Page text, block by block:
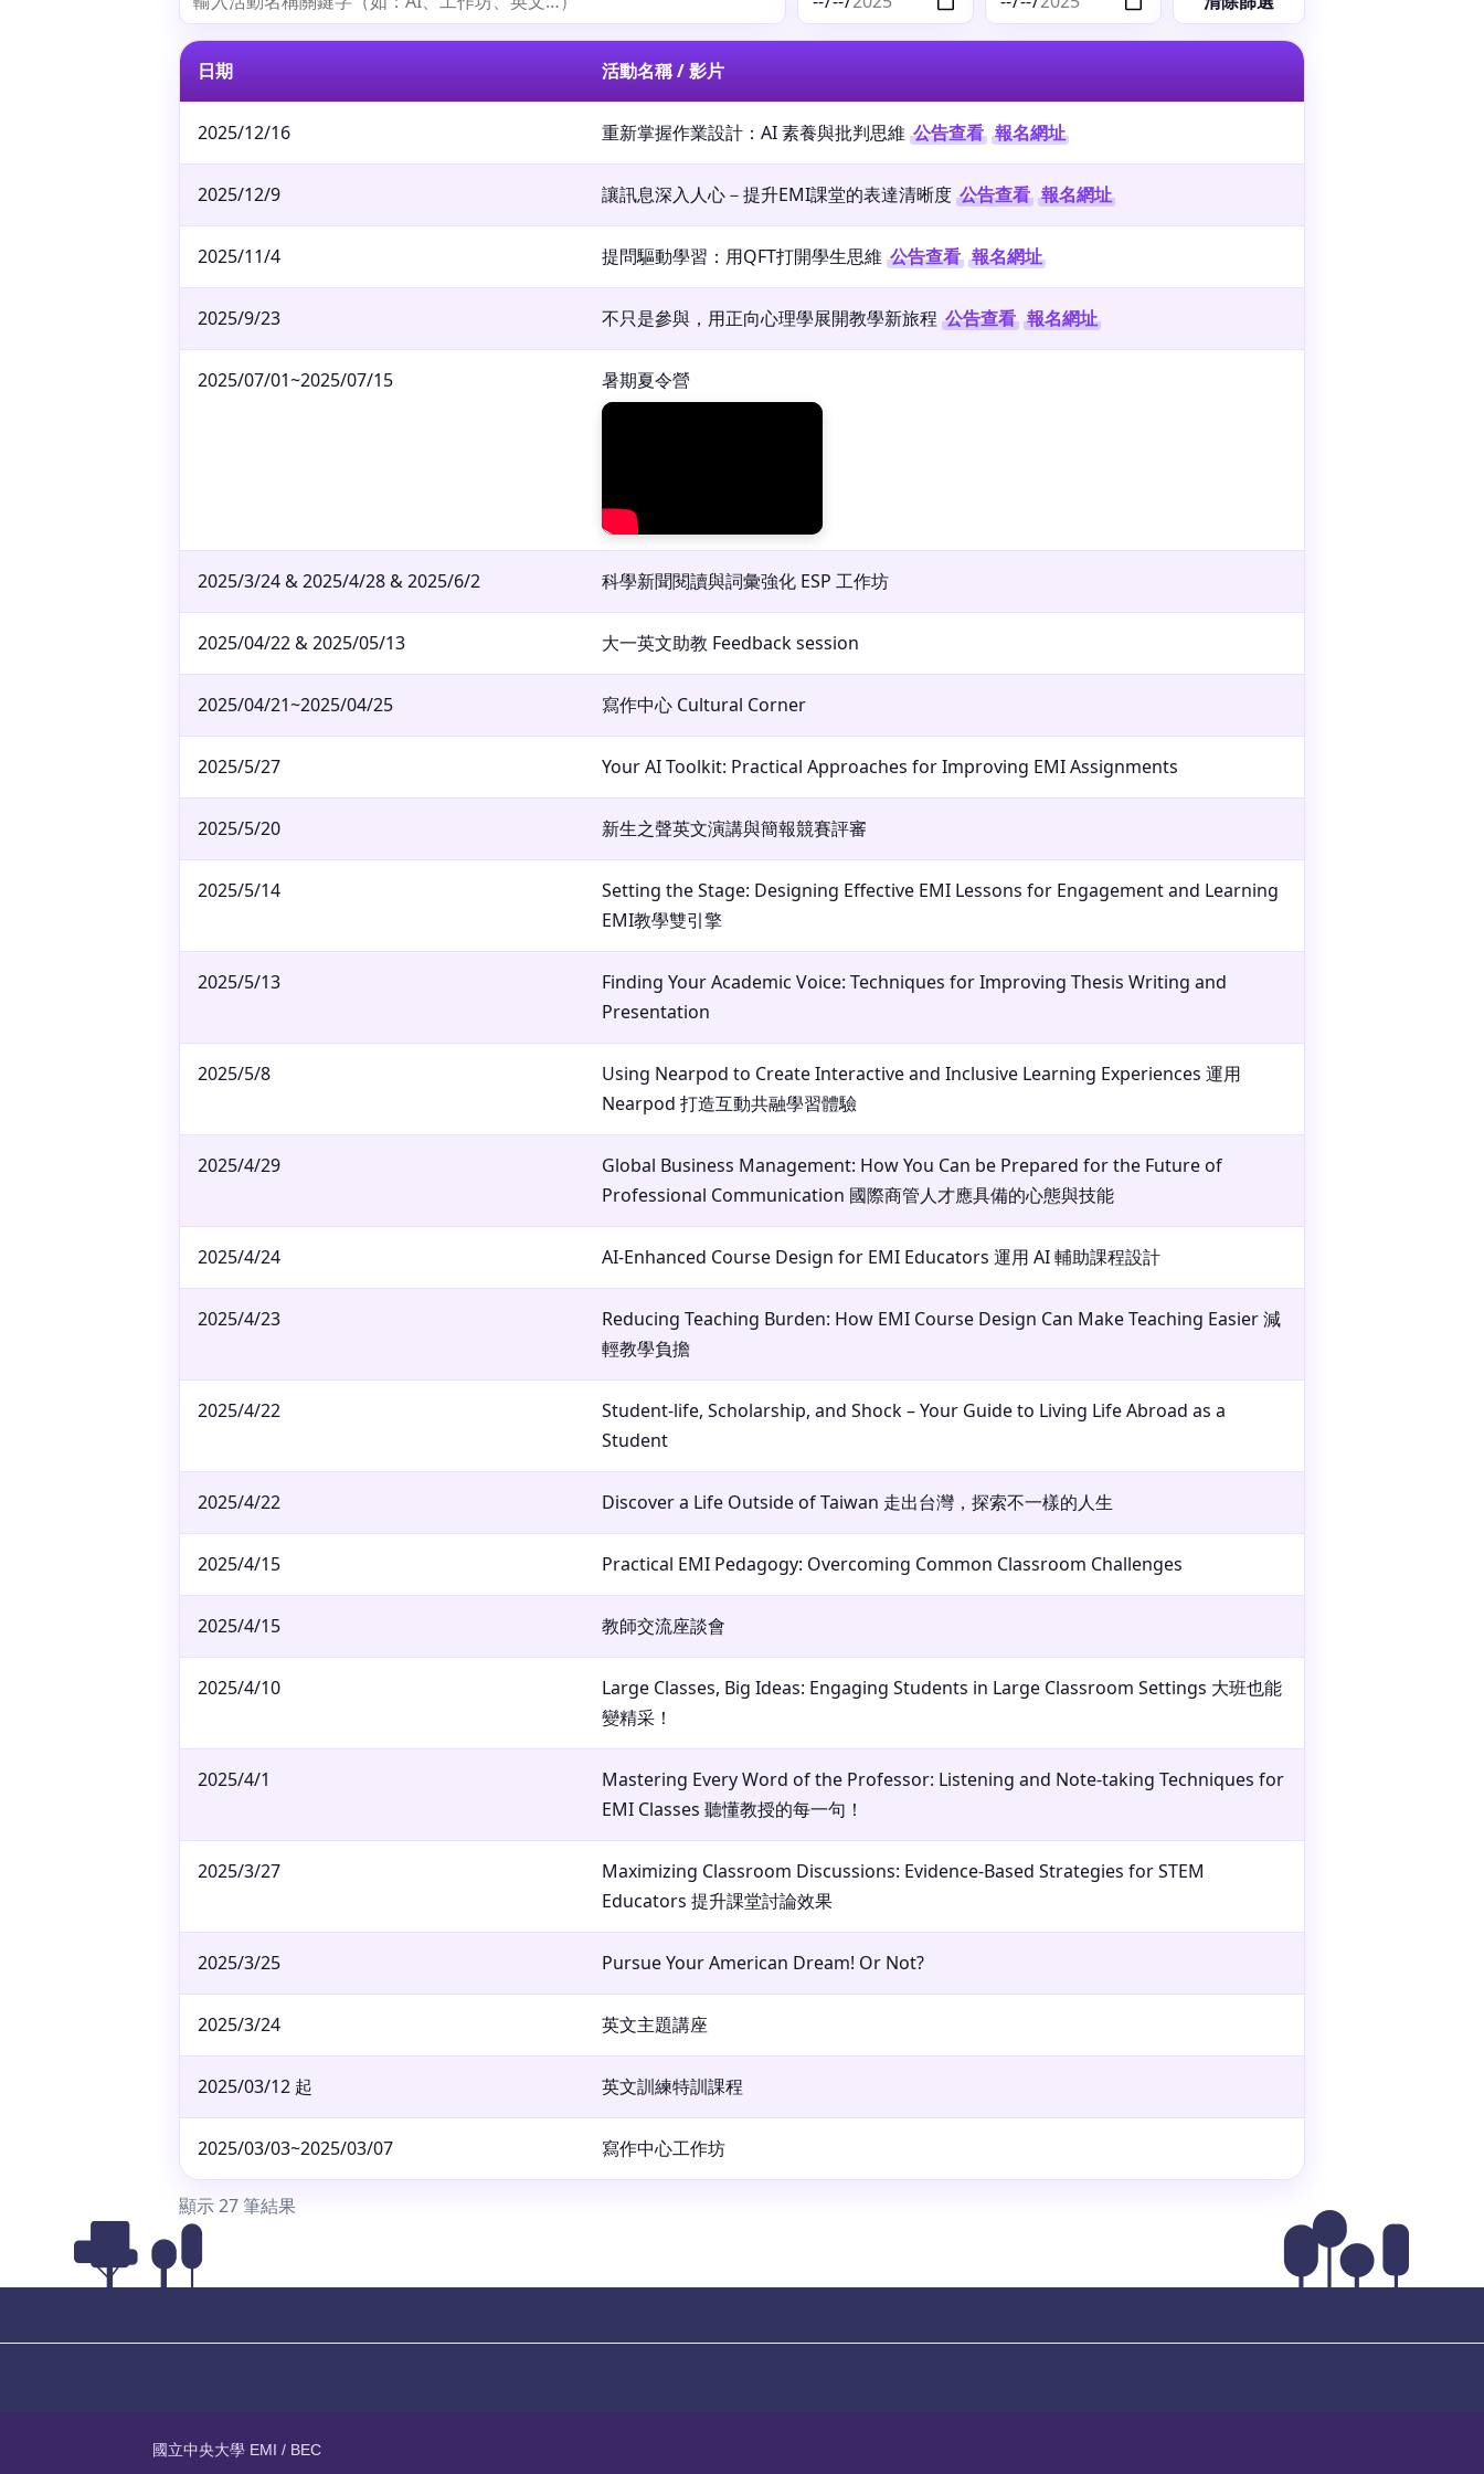
日期 活動名稱 / 影片
2025/12/16 重新掌握作業設計：AI 素養與批判思維 公告查看 報名網址
2025/12/9 讓訊息深入人心－提升EMI課堂的表達清晰度 公告查看 報名網址
2025/11/4 提問驅動學習：用QFT打開學生思維 公告查看 報名網址
2025/9/23 不只是參與，用正向心理學展開教學新旅程 公告查看 報名網址
2025/07/01~2025/07/15 暑期夏令營
2025/3/24 & 2025/4/28 & 2025/6/2 科學新聞閱讀與詞彙強化 ESP 工作坊
2025/04/22 & 2025/05/13 大一英文助教 Feedback session
2025/04/21~2025/04/25 寫作中心 Cultural Corner
2025/5/27 Your AI Toolkit: Practical Approaches for Improving EMI Assignments
2025/5/20 新生之聲英文演講與簡報競賽評審
2025/5/14
Setting the Stage: Designing Effective EMI Lessons for Engagement and Learning
EMI教學雙引擎
2025/5/13
Finding Your Academic Voice: Techniques for Improving Thesis Writing and
Presentation
2025/5/8
Using Nearpod to Create Interactive and Inclusive Learning Experiences 運用
Nearpod 打造互動共融學習體驗
2025/4/29
Global Business Management: How You Can be Prepared for the Future of
Professional Communication 國際商管人才應具備的心態與技能
2025/4/24 AI-Enhanced Course Design for EMI Educators 運用 AI 輔助課程設計
2025/4/23
Reducing Teaching Burden: How EMI Course Design Can Make Teaching Easier 減
輕教學負擔
2025/4/22
Student-life, Scholarship, and Shock – Your Guide to Living Life Abroad as a
Student
2025/4/22 Discover a Life Outside of Taiwan 走出台灣，探索不一樣的人生
2025/4/15 Practical EMI Pedagogy: Overcoming Common Classroom Challenges
2025/4/15 教師交流座談會
2025/4/10
Large Classes, Big Ideas: Engaging Students in Large Classroom Settings 大班也能
變精采！
2025/4/1
Mastering Every Word of the Professor: Listening and Note-taking Techniques for
EMI Classes 聽懂教授的每一句！
2025/3/27
Maximizing Classroom Discussions: Evidence-Based Strategies for STEM
Educators 提升課堂討論效果
2025/3/25 Pursue Your American Dream! Or Not?
2025/3/24 英文主題講座
2025/03/12 起 英文訓練特訓課程
2025/03/03~2025/03/07 寫作中心工作坊
顯示 27 筆結果
國立中央大學 EMI / BEC